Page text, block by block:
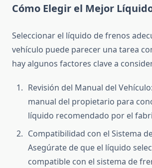
Cómo Elegir el Mejor
Seleccionar el líquido de frenos
vehículo puede parecer una tarea
hay algunos factores clave a
Revisión del Manual del
manual del propietario para
líquido recomendado por el
Compatibilidad con el Sistema
Asegúrate de que el líquido
compatible con el sistema de